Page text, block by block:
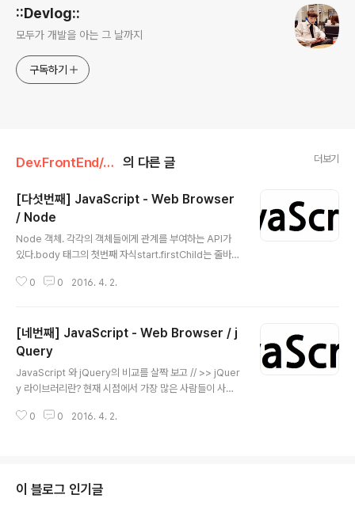
::Devlog::
모두가 개발을 아는 그 날까지
구독하기
Dev.FrontEnd/JavaScript 의 다른 글 더보기
[다섯번째] JavaScript - Web Browser
/ Node
Node 객체. 각각의 객체들에게 관계를 부여하는 API가
있다.body 태그의 첫번째 자식start.firstChild는 줄바꿈
노드 타입. 1. Node 관계 API Node.childNodes자식
e.nextSibling다음 형제 노드 Node.previousSibling
이전 형제 노드 2. 노드 종류 API노드 작업을 하게 되면 현
재 선택된 노드가 어떤 타입인지를 판단해야 하는 경우가
생긴다.이런 경우에 사용할 수 있는 APINode.nodeTyp
enode의 타입을 의미한다.- 각각의 숫자에 해당하는..
0 0 2016. 4. 2.
[네번째] JavaScript - Web Browser / j
Query
JavaScript 와 jQuery의 비교를 살짝 보고 // >> jQuer
y 라이브러리란? 현재 시점에서 가장 많은 사람들이 사용
는 로직을 재사용할 수 있도록 고안된 소프트웨어적은 코
러리 바깥 쪽에 있는 기능을 알지 못할 수 있다.인간은 도구
를 사용한다! 라이브러리를 적재적소에 활용할 줄 알아야
0 0 2016. 4. 2.
이 블로그 인기글